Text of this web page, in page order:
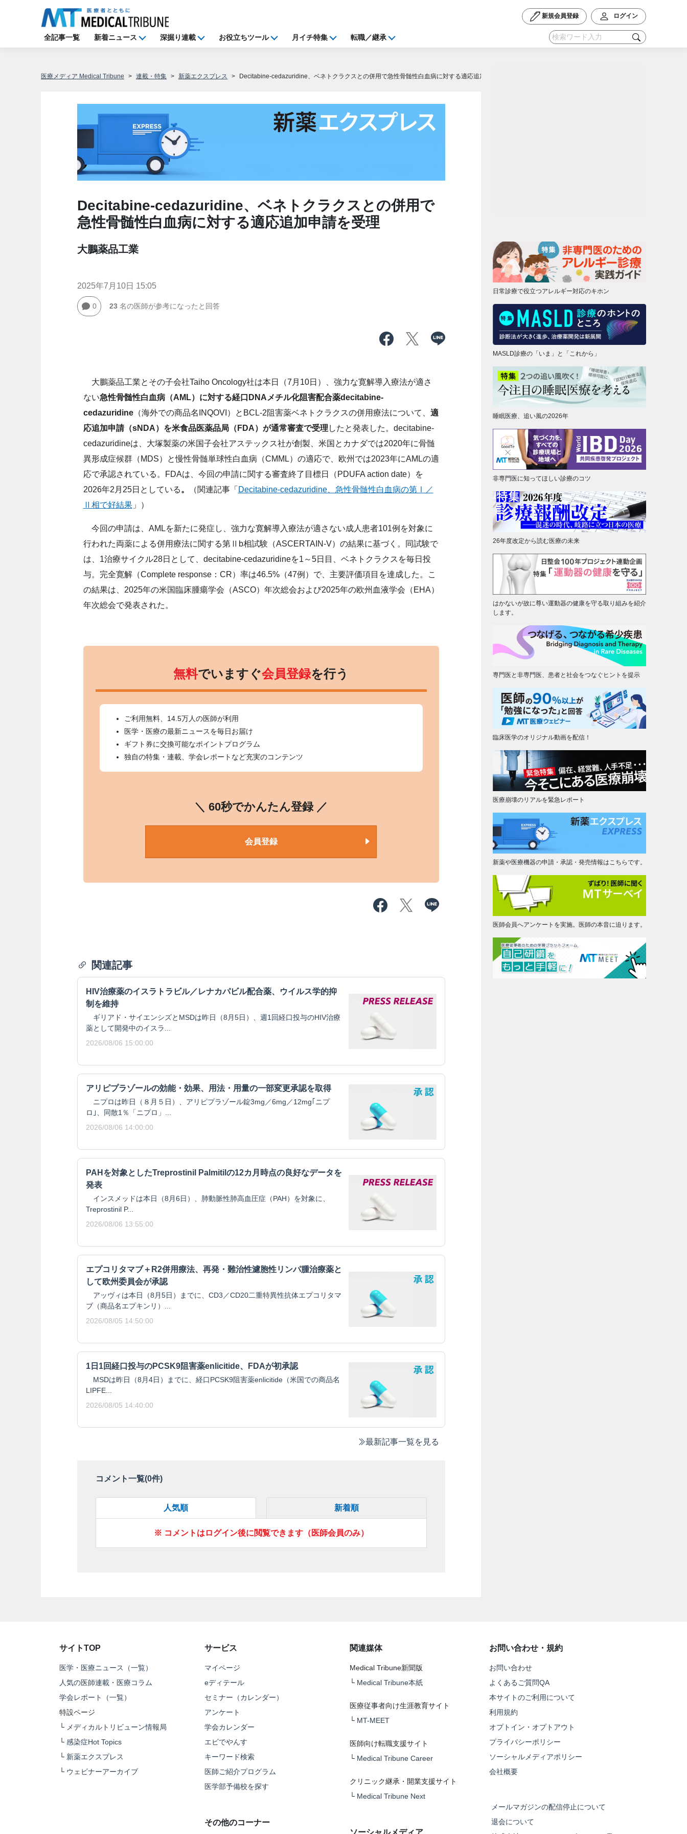
新規会員登録 ログイン
全記事一覧 新着ニュース 深掘り連載 お役立ちツール 月イチ特集 転職／継承
医療メディア Medical Tribune 連載・特集 新薬エクスプレス Decitabine-cedazuridine、ベネトクラクスとの併用で急性骨髄性白血病に対する適応追加申請を受理
Decitabine-cedazuridine、ベネトクラクスとの併用で
急性骨髄性白血病に対する適応追加申請を受理
大鵬薬品工業
2025年7月10日 15:05
0 23名の医師が参考になったと回答
大鵬薬品工業とその子会社Taiho Oncology社は本日（7月10日）、強力な寛解導入療法が適さ
ない急性骨髄性白血病（AML）に対する経口DNAメチル化阻害配合薬decitabine-
cedazuridine（海外での商品名INQOVI）とBCL-2阻害薬ベネトクラクスの併用療法について、 適
応追加申請（sNDA）を米食品医薬品局（FDA）が通常審査で受理 したと発表した。decitabine-
cedazuridineは、大塚製薬の米国子会社アステックス社が創製、米国とカナダでは2020年に骨髄
異形成症候群（MDS）と慢性骨髄単球性白血病（CMML）の適応で、欧州では2023年にAMLの適
応で承認されている。FDAは、今回の申請に関する審査終了目標日（PDUFA action date）を
2026年2月25日としている。 （関連記事「 Decitabine-cedazuridine、急性骨髄性白血病の第Ⅰ／
Ⅱ相で好結果」）
今回の申請は、AMLを新たに発症し、強力な寛解導入療法が適さない成人患者101例を対象に
行われた両薬による併用療法に関する第Ⅱb相試験（ASCERTAIN-V）の結果に基づく。同試験で
は、1治療サイクル28日として、decitabine-cedazuridineを1～5日目、ベネトクラクスを毎日投
与。完全寛解（Complete response：CR）率は46.5%（47例）で、主要評価項目を達成した。こ
の結果は、2025年の米国臨床腫瘍学会（ASCO）年次総会および2025年の欧州血液学会（EHA）
年次総会で発表された。
無料でいますぐ会員登録を行う
ご利用無料、14.5万人の医師が利用
医学・医療の最新ニュースを毎日お届け
ギフト券に交換可能なポイントプログラム
独自の特集・連載、学会レポートなど充実のコンテンツ
＼ 60秒でかんたん登録 ／
会員登録
関連記事
HIV治療薬のイスラトラビル／レナカパビル配合薬、ウイルス学的抑
制を維持
ギリアド・サイエンシズとMSDは昨日（8月5日）、週1回経口投与のHIV治療
薬として開発中のイスラ...
2026/08/06 15:00:00
アリピプラゾールの効能・効果、用法・用量の一部変更承認を取得
ニプロは昨日（８月５日）、アリピプラゾール錠3mg／6mg／12mg｢ニプ
ロ｣、同散1％「ニプロ」...
2026/08/06 14:00:00
PAHを対象としたTreprostinil Palmitilの12カ月時点の良好なデータを
発表
インスメッドは本日（8月6日）、肺動脈性肺高血圧症（PAH）を対象に、
Treprostinil P...
2026/08/06 13:55:00
エプコリタマブ＋R2併用療法、再発・難治性濾胞性リンパ腫治療薬と
して欧州委員会が承認
アッヴィは本日（8月5日）までに、CD3／CD20二重特異性抗体エプコリタマ
ブ（商品名エプキンリ）...
2026/08/05 14:50:00
1日1回経口投与のPCSK9阻害薬enlicitide、FDAが初承認
MSDは昨日（8月4日）までに、経口PCSK9阻害薬enlicitide（米国での商品名
LIPFE...
2026/08/05 14:40:00
最新記事一覧を見る
コメント一覧(0件)
人気順 新着順
※ コメントはログイン後に閲覧できます（医師会員のみ）
日常診療で役立つアレルギー対応のキホン
MASLD診療の「いま」と「これから」
睡眠医療、追い風の2026年
非専門医に知ってほしい診療のコツ
26年度改定から読む医療の未来
はかないが故に尊い運動器の健康を守る取り組みを紹介
します。
専門医と非専門医、患者と社会をつなぐヒントを提示
臨床医学のオリジナル動画を配信！
医療崩壊のリアルを緊急レポート
新薬や医療機器の申請・承認・発売情報はこちらです。
医師会員へアンケートを実施。医師の本音に迫ります。
サイトTOP
医学・医療ニュース（一覧）
人気の医師連載・医療コラム
学会レポート（一覧）
特設ページ
└ メディカルトリビューン情報局
└ 感染症Hot Topics
└ 新薬エクスプレス
└ ウェビナーアーカイブ
サービス
マイページ
eディテール
セミナー（カレンダー）
アンケート
学会カレンダー
エビでやんす
キーワード検索
医師ご紹介プログラム
医学部予備校を探す
その他のコーナー
関連媒体
Medical Tribune新聞版
└ Medical Tribune本紙
医療従事者向け生涯教育サイト
└ MT-MEET
医師向け転職支援サイト
└ Medical Tribune Career
クリニック継承・開業支援サイト
└ Medical Tribune Next
ソーシャルメディア
お問い合わせ・規約
お問い合わせ
よくあるご質問QA
本サイトのご利用について
利用規約
オプトイン・オプトアウト
プライバシーポリシー
ソーシャルメディアポリシー
会社概要
メールマガジンの配信停止について
退会について